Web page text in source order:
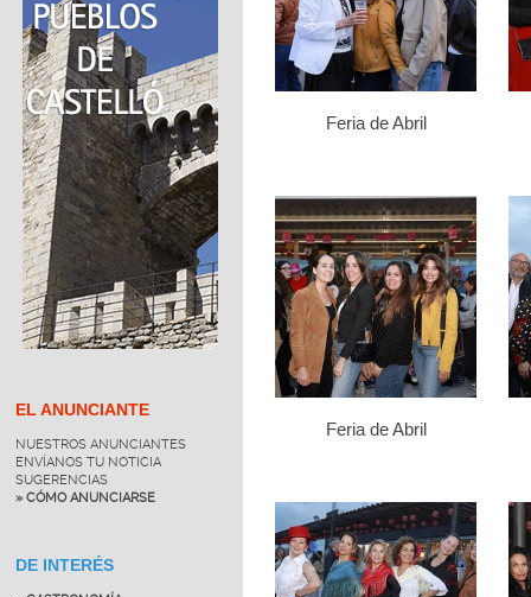
EL ANUNCIANTE
NUESTROS ANUNCIANTES
ENVÍANOS TU NOTICIA
SUGERENCIAS
» CÓMO ANUNCIARSE
DE INTERÉS
Feria de Abril
Feria de Abril